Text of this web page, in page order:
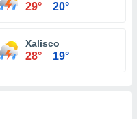
29° 20°
Xalisco
28° 19°